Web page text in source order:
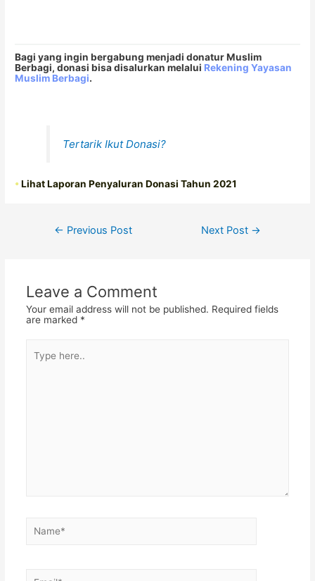
Bagi yang ingin bergabung menjadi donatur Muslim
Berbagi, donasi bisa disalurkan melalui Rekening Yayasan
Muslim Berbagi.
Tertarik Ikut Donasi?
•Lihat Laporan Penyaluran Donasi Tahun 2021
Post
← Previous Post Next Post →
Leave a Comment
Your email address will not be published. Required fields
are marked *
here..